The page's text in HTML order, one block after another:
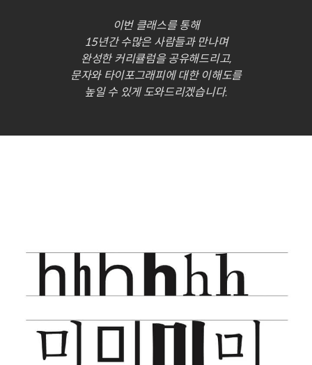
이번 클래스를 통해
15년간 수많은 사람들과 만나며
완성한 커리큘럼을 공유해드리고,
문자와 타이포그래피에 대한 이해도를
높일 수 있게 도와드리겠습니다.
타이포그래피 교육자 김의래
현) 디학 운영자 및 강사
현) 주식회사 섞어짜기 대표
현) 국민대학교 시각디자인학과 겸임 교수